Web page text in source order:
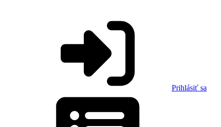
Prihlásiť sa